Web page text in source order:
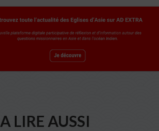
A LIRE AUSSI